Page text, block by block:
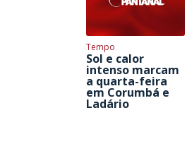
Tempo
Sol e calor
intenso marcam
a quarta-feira
em Corumbá e
Ladário